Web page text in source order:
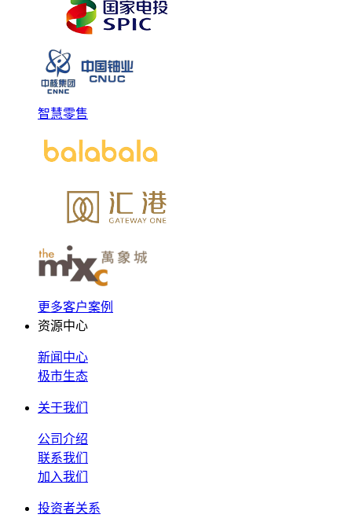
智慧零售
更多客户案例
资源中心
新闻中心
极市生态
关于我们
公司介绍
联系我们
加入我们
投资者关系